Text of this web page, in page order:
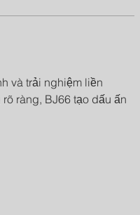
và trải nghiệm liền
ràng, BJ66 tạo dấu ấn